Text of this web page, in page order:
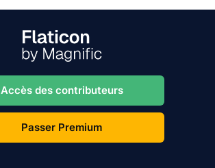
Accès des contributeurs
Passer Premium